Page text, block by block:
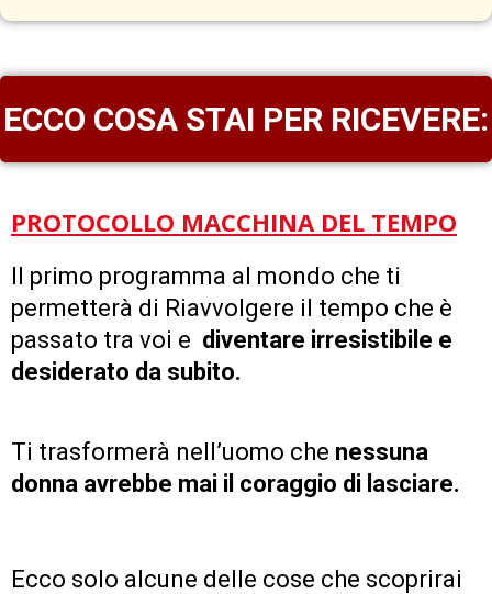
ECCO COSA STAI PER RICEVERE:
PROTOCOLLO MACCHINA DEL TEMPO
Il primo programma al mondo che ti
permetterà di Riavvolgere il tempo che è
passato tra voi e diventare irresistibile e
desiderato da subito.
Ti trasformerà nell’uomo che nessuna
donna avrebbe mai il coraggio di lasciare.
Ecco solo alcune delle cose che scoprirai